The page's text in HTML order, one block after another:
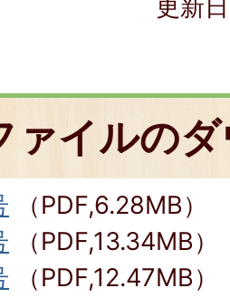
更新
ァイルの
（PDF,6.28MB）
（PDF,13.34MB）
（PDF,12.47MB）